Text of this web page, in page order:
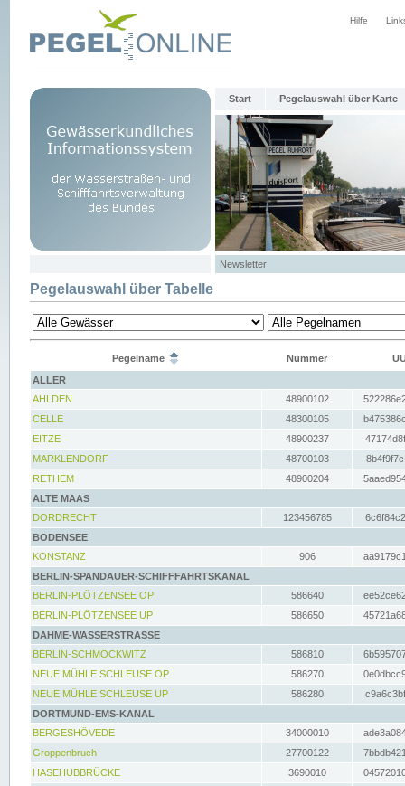
Hilfe
Start Pegelauswahl über Karte
Newsletter
Pegelauswahl über Tabelle
Pegelname Nummer
ALLER
AHLDEN
48900102
CELLE
48300105
EITZE
48900237
MARKLENDORF
48700103
RETHEM
48900204
ALTE MAAS
DORDRECHT
123456785
BODENSEE
KONSTANZ
906
BERLIN-SPANDAUER-SCHIFFFAHRTSKANAL
BERLIN-PLÖTZENSEE OP
586640
BERLIN-PLÖTZENSEE UP
586650
DAHME-WASSERSTRASSE
BERLIN-SCHMÖCKWITZ
586810
NEUE MÜHLE SCHLEUSE OP
586270
NEUE MÜHLE SCHLEUSE UP
586280
DORTMUND-EMS-KANAL
BERGESHÖVEDE
34000010
Groppenbruch
27700122
HASEHUBBRÜCKE
3690010